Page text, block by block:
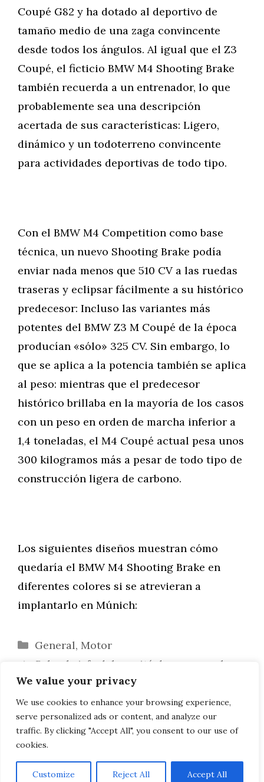
We value your privacy
We use cookies to enhance your browsing experience,
serve personalized ads or content, and analyze our
traffic. By clicking "Accept All", you consent to our use of
cookies.
Customize Reject All Accept All
Coupé G82 y ha dotado al deportivo de
tamaño medio de una zaga convincente
desde todos los ángulos. Al igual que el Z3
Coupé, el ficticio BMW M4 Shooting Brake
también recuerda a un entrenador, lo que
probablemente sea una descripción
acertada de sus características: Ligero,
dinámico y un todoterreno convincente
para actividades deportivas de todo tipo.
Con el BMW M4 Competition como base
técnica, un nuevo Shooting Brake podía
enviar nada menos que 510 CV a las ruedas
traseras y eclipsar fácilmente a su histórico
predecesor: Incluso las variantes más
potentes del BMW Z3 M Coupé de la época
producían «sólo» 325 CV. Sin embargo, lo
que se aplica a la potencia también se aplica
al peso: mientras que el predecesor
histórico brillaba en la mayoría de los casos
con un peso en orden de marcha inferior a
1,4 toneladas, el M4 Coupé actual pesa unos
300 kilogramos más a pesar de todo tipo de
construcción ligera de carbono.
Los siguientes diseños muestran cómo
quedaría el BMW M4 Shooting Brake en
diferentes colores si se atrevieran a
implantarlo en Múnich:
Categorías
General, Motor
Schoch, jefe del comité de empresa: la
norma Euro 7 sería fatal para BMW
BMW en la Fórmula 1 2021: bocetos de
diseño para soñar